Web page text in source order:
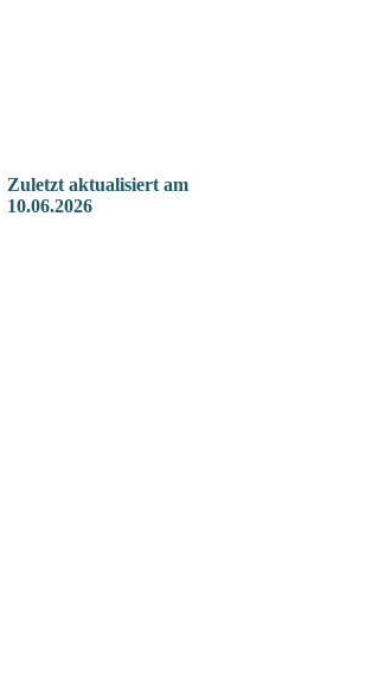
Zuletzt aktualisiert am
10.06.2026